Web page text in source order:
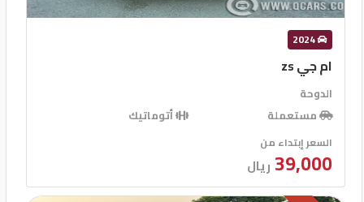
2024
ام جي zs
الدوحة
مستعملة
أتوماتيك
السعر إبتداء من
39,000 ريال